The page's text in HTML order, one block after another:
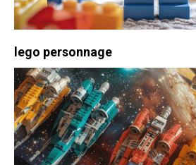
lego personnage